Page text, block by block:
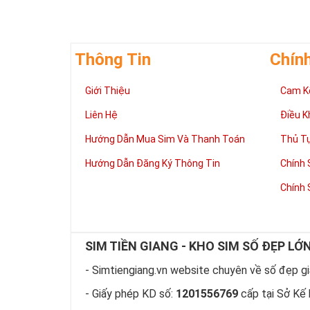
Giúp chủ nhân
Những người
mệnh tốt, dễ
Tiền tài và
thuận lợi hơn
tiến hơn
Thể hiện “Đẳng
Sim tứ quý 2
hữu dòng sim
này, bởi vậy
Thông Tin
Giới Thiệu
Liên Hệ
Hướng Dẫn Mua Sim Và Thanh Toán
Hướng Dẫn Đăng Ký Thông Tin
Cam
Điều
Thủ
Chính
Chính
SIM TIỀN GIANG - KHO SIM SỐ ĐẸP
- Simtiengiang.vn website chuyên về số đẹp
- Giấy phép KD số: 1201556769 cấp tại Sở Kế